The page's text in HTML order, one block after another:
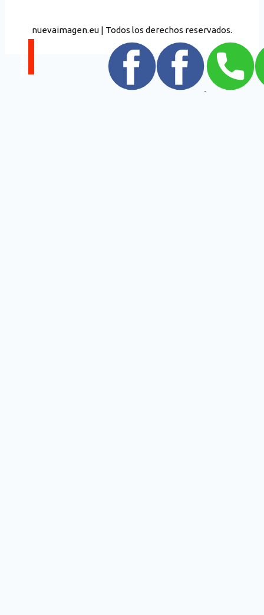
nuevaimagen.eu | Todos los derechos reservados.